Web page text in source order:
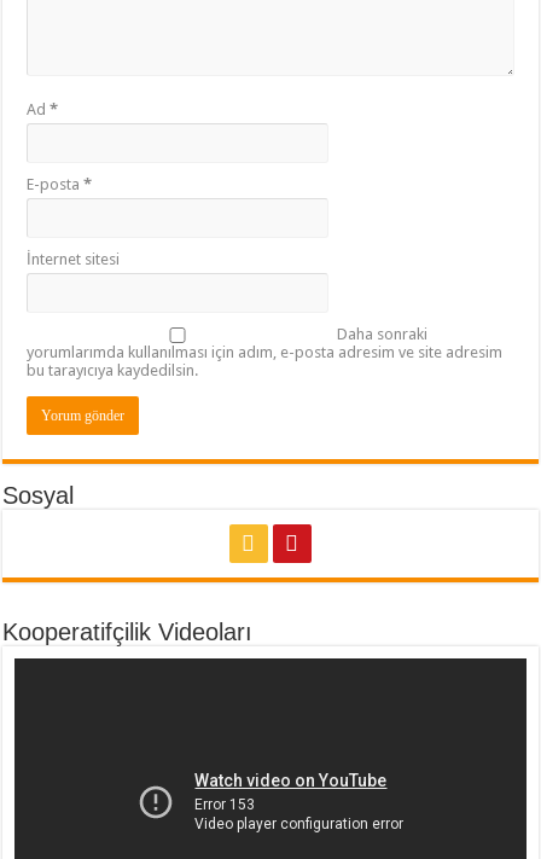
Ad*
E-posta*
İnternet sitesi
Daha sonraki
yorumlarımda kullanılması için adım, e-posta adresim ve site adresim
bu tarayıcıya kaydedilsin.
Sosyal
Kooperatifçilik Videoları